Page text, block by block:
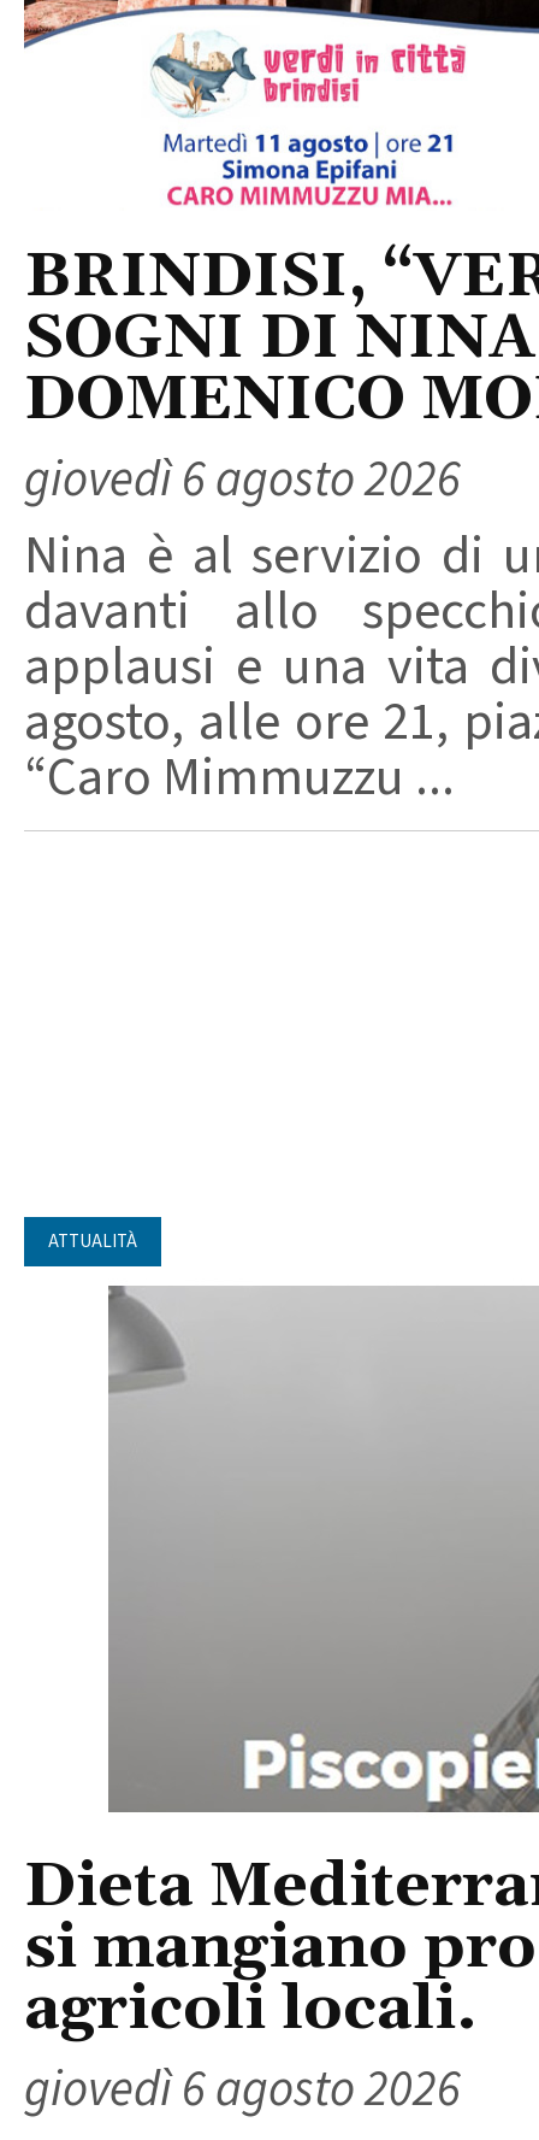
BRINDISI,
SOGNI DI
DOMENICO
giovedì 6 agosto 2026
Nina è al servizio di
davanti allo
applausi e una vita
agosto, alle ore 21,
“Caro Mimmuzzu ...
ATTUALITÀ
Dieta
si mangiano
agricoli locali.
giovedì 6 agosto 2026